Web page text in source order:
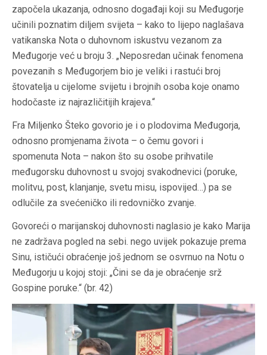
započela ukazanja, odnosno događaji koji su Međugorje
učinili poznatim diljem svijeta – kako to lijepo naglašava
vatikanska Nota o duhovnom iskustvu vezanom za
Međugorje već u broju 3. „Neposredan učinak fenomena
povezanih s Međugorjem bio je veliki i rastući broj
štovatelja u cijelome svijetu i brojnih osoba koje onamo
hodočaste iz najrazličitijih krajeva.“
Fra Miljenko Šteko govorio je i o plodovima Međugorja,
odnosno promjenama života – o čemu govori i
spomenuta Nota – nakon što su osobe prihvatile
međugorsku duhovnost u svojoj svakodnevici (poruke,
molitvu, post, klanjanje, svetu misu, ispovijed…) pa se
odlučile za svećeničko ili redovničko zvanje.
Govoreći o marijanskoj duhovnosti naglasio je kako Marija
ne zadržava pogled na sebi. nego uvijek pokazuje prema
Sinu, ističući obraćenje još jednom se osvrnuo na Notu o
Međugorju u kojoj stoji: „Čini se da je obraćenje srž
Gospine poruke.“ (br. 42)